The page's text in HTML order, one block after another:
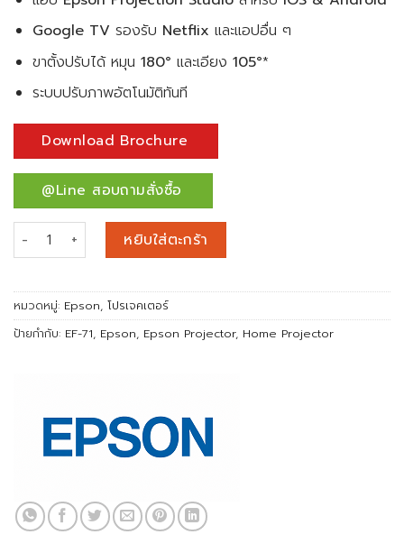
Google TV รองรับ Netflix และแอปอื่น ๆ
ขาตั้งปรับได้ หมุน 180° และเอียง 105°*
ระบบปรับภาพอัตโนมัติทันที
Download Brochure
@Line สอบถามสั่งซื้อ
จำนวน Epson Lifestudio Flex EF-71 Warm White Portable
หยิบใส่ตะกร้า
หมวดหมู่: Epson, โปรเจคเตอร์
ป้ายกำกับ: EF-71, Epson, Epson Projector, Home Projector